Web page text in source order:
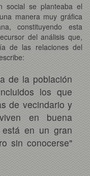
social se planteaba el
manera muy gráfica
constituyendo esta
del análisis que,
de las relaciones del
de la población
los que
de vecindario y
en buena
en un gran
sin conocerse"